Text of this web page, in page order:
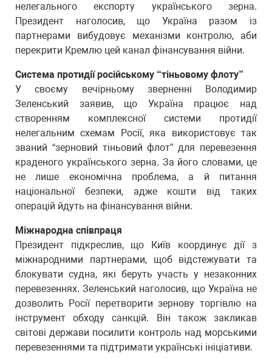
нелегального експорту українського зерна.
Президент наголосив, що Україна разом із
партнерами вибудовує механізми контролю, аби
перекрити Кремлю цей канал фінансування війни.
Система протидії російському “тіньовому флоту”
У своєму вечірньому зверненні Володимир
Зеленський заявив, що Україна працює над
створенням комплексної системи протидії
нелегальним схемам Росії, яка використовує так
званий “зерновий тіньовий флот” для перевезення
краденого українського зерна. За його словами, це
не лише економічна проблема, а й питання
національної безпеки, адже кошти від таких
операцій йдуть на фінансування війни.
Міжнародна співпраця
Президент підкреслив, що Київ координує дії з
міжнародними партнерами, щоб відстежувати та
блокувати судна, які беруть участь у незаконних
перевезеннях. Зеленський наголосив, що Україна не
дозволить Росії перетворити зернову торгівлю на
інструмент обходу санкцій. Він також закликав
світові держави посилити контроль над морськими
перевезеннями та підтримати українські ініціативи.